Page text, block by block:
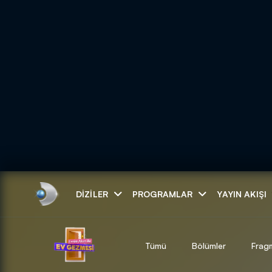
DIZILER PROGRAMLAR YAYIN AKIŞI
Tümü Bölümler